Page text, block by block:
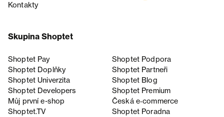
Kontakty
Skupina Shoptet
Shoptet Pay
Shoptet Podpora
Shoptet Doplňky
Shoptet Partneři
Shoptet Univerzita
Shoptet Blog
Shoptet Developers
Shoptet Premium
Můj první e-shop
Česká e‑commerce
Shoptet.TV
Shoptet Poradna